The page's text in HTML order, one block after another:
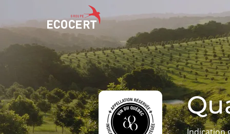
NOS SERVICES
Certification
Formation
Conseil
ECOCERT
Qui sommes nous ?
Actualités
Carrières